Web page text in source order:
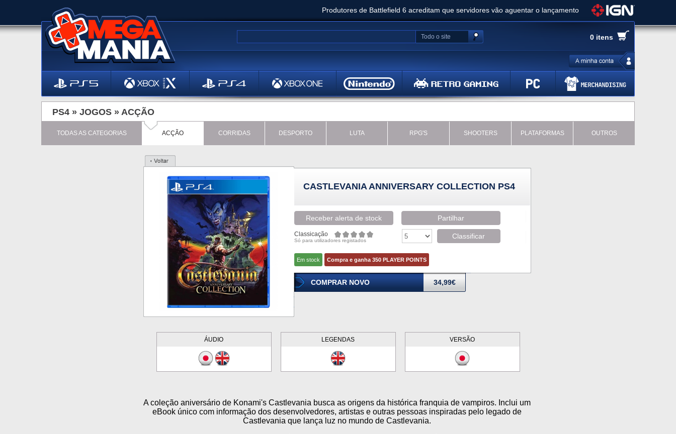
Produtores de Battlefield 6 acreditam que servidores vão aguentar o lançamento
Clair Obscur: Expedition 33 já vendeu 5 milhões de cópias e vai receber novo conteúdo
Ghost of Yotei - Análise
Metal Gear Solid Delta: Snake Eater - Análise
Bethesda anuncia livestream para o Fallout Day
0 itens
Todo o site
PS4 » JOGOS » ACÇÃO
TODAS AS CATEGORIAS ACÇÃO CORRIDAS DESPORTO LUTA RPG'S SHOOTERS PLATAFORMAS OUTROS
CASTLEVANIA ANNIVERSARY COLLECTION PS4
Receber alerta de stock Partilhar
Classicação
Só para utilizadores registados
Classificar
Em stock Compra e ganha 350 PLAYER POINTS
COMPRAR NOVO 34,99€
ÁUDIO LEGENDAS VERSÃO
A coleção aniversário de Konami's Castlevania busca as origens da histórica franquia de vampiros. Inclui um
eBook único com informação dos desenvolvedores, artistas e outras pessoas inspiradas pelo legado de
Castlevania que lança luz no mundo de Castlevania.